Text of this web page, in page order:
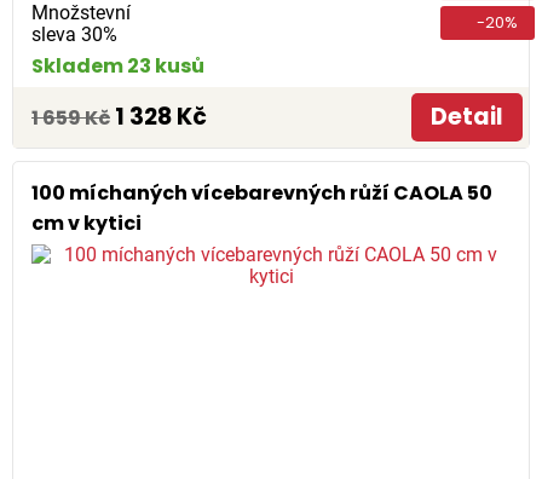
Množstevní
sleva 30%
-20%
Skladem 23 kusů
1 659 Kč 1 328 Kč Detail
100 míchaných vícebarevných růží CAOLA 50
cm v kytici